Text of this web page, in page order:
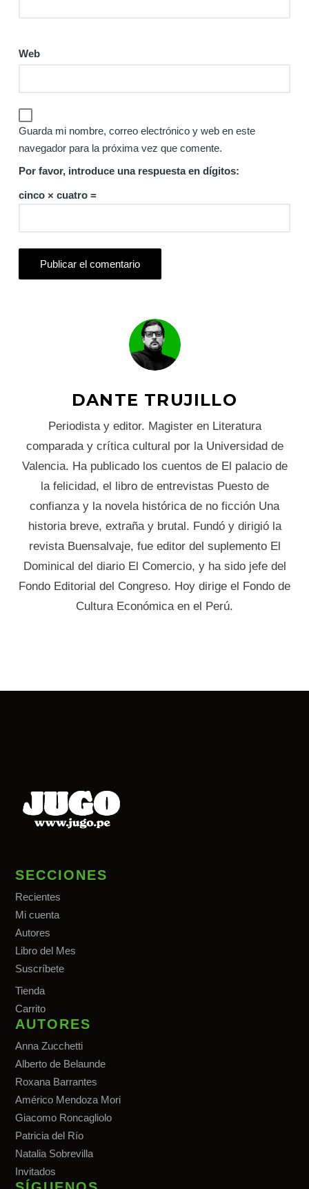
Web
Guarda mi nombre, correo electrónico y web en este
navegador para la próxima vez que comente.
Por favor, introduce una respuesta en dígitos:
cinco × cuatro =
DANTE TRUJILLO
Periodista y editor. Magister en Literatura
comparada y crítica cultural por la Universidad de
Valencia. Ha publicado los cuentos de El palacio de
la felicidad, el libro de entrevistas Puesto de
confianza y la novela histórica de no ficción Una
historia breve, extraña y brutal. Fundó y dirigió la
revista Buensalvaje, fue editor del suplemento El
Dominical del diario El Comercio, y ha sido jefe del
Fondo Editorial del Congreso. Hoy dirige el Fondo de
Cultura Económica en el Perú.
SECCIONES
Recientes
Mi cuenta
Autores
Libro del Mes
Suscríbete
Tienda
Carrito
AUTORES
Anna Zucchetti
Alberto de Belaunde
Roxana Barrantes
Américo Mendoza Mori
Giacomo Roncagliolo
Patricia del Río
Natalia Sobrevilla
Invitados